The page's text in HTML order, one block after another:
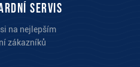
servis
na nejlepším
zákazníků